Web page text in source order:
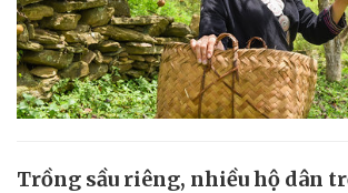
Trồng sầu riêng, nhiều hộ dân